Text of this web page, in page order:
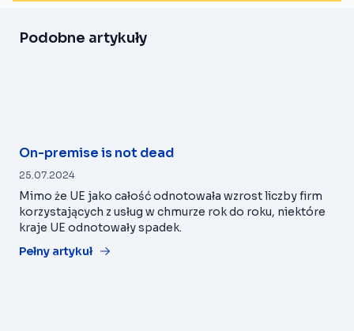
Podobne artykuły
On-premise is not dead
25.07.2024
Mimo że UE jako całość odnotowała wzrost liczby firm
korzystających z usług w chmurze rok do roku, niektóre
kraje UE odnotowały spadek.
Pełny artykuł